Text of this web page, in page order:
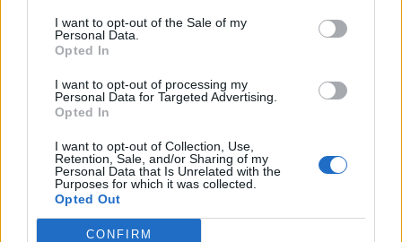
I want to opt-out of the Sale of my
Personal Data.
Opted In
I want to opt-out of processing my
Personal Data for Targeted Advertising.
Opted In
I want to opt-out of Collection, Use,
Retention, Sale, and/or Sharing of my
Personal Data that Is Unrelated with the
Purposes for which it was collected.
Opted Out
CONFIRM
Publicidad